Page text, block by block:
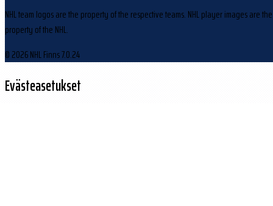
NHL team logos are the property of the respective teams. NHL player images are the
property of the NHL.
© 2026 NHL Finns7.0.24
Evästeasetukset